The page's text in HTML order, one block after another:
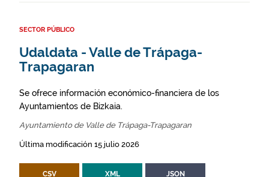
SECTOR PÚBLICO
Udaldata - Valle de Trápaga-
Trapagaran
Se ofrece información económico-financiera de los
Ayuntamientos de Bizkaia.
Ayuntamiento de Valle de Trápaga-Trapagaran
Última modificación 15 julio 2026
CSV XML JSON